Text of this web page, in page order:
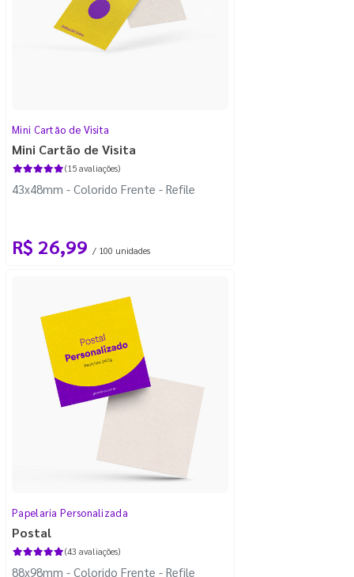
Mini Cartão de Visita
Mini Cartão de Visita
(15 avaliações)
43x48mm - Colorido Frente - Refile
R$ 26,99 / 100 unidades
Papelaria Personalizada
Postal
(43 avaliações)
88x98mm - Colorido Frente - Refile